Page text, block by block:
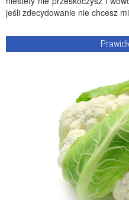
jeśli zdecydowanie nie chcesz